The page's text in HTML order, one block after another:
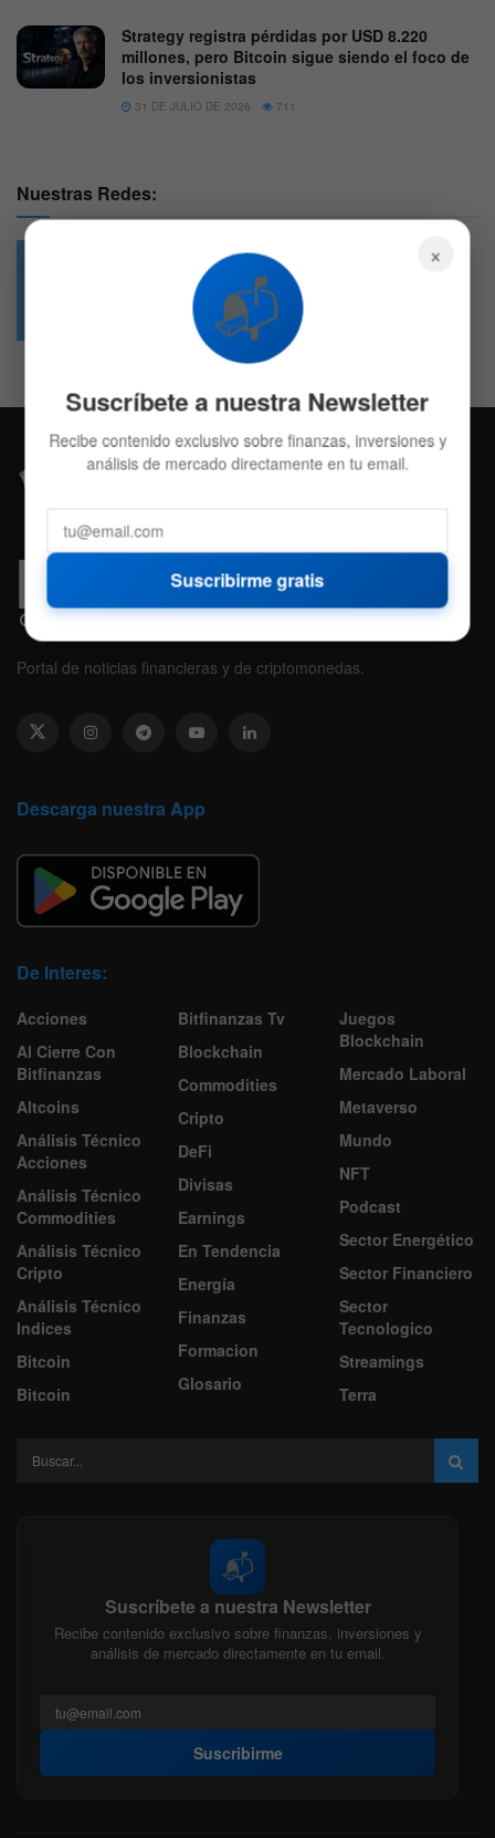
Strategy registra pérdidas por USD 8.220
millones, pero Bitcoin sigue siendo el foco de
los inversionistas
31 DE JULIO DE 2026 711
Nuestras Redes:
4.7k
Followers
Portal de noticias financieras y de criptomonedas.
Descarga nuestra App
De Interes:
Acciones
Al Cierre Con
Bitfinanzas
Altcoins
Análisis Técnico
Acciones
Análisis Técnico
Commodities
Análisis Técnico
Cripto
Análisis Técnico
Indices
Bitcoin
Bitcoin
Bitfinanzas Tv
Blockchain
Commodities
Cripto
DeFi
Divisas
Earnings
En Tendencia
Energía
Finanzas
Formacion
Glosario
Juegos
Blockchain
Mercado Laboral
Metaverso
Mundo
NFT
Podcast
Sector Energético
Sector Financiero
Sector
Tecnologico
Streamings
Terra
📬
Suscríbete a nuestra Newsletter
Recibe contenido exclusivo sobre finanzas, inversiones y
análisis de mercado directamente en tu email.
Suscribirme
×
📬
Suscríbete a nuestra Newsletter
Recibe contenido exclusivo sobre finanzas, inversiones y
análisis de mercado directamente en tu email.
Suscribirme gratis